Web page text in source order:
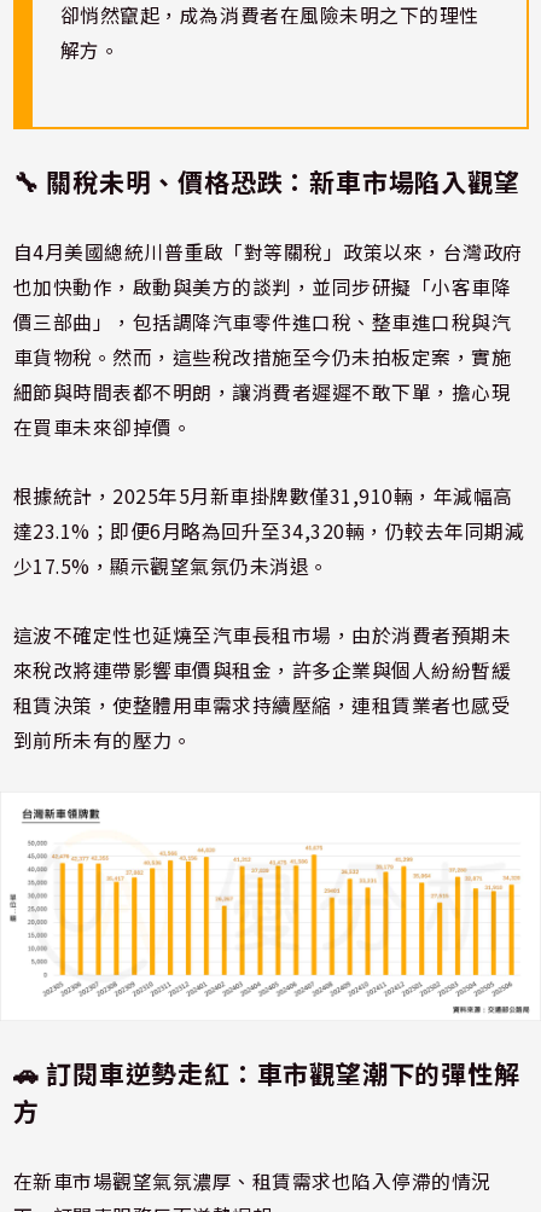
卻悄然竄起，成為消費者在風險未明之下的理性
解方。
🔧 關稅未明、價格恐跌：新車市場陷入觀望
自4月美國總統川普重啟「對等關稅」政策以來，台灣政府
也加快動作，啟動與美方的談判，並同步研擬「小客車降
價三部曲」，包括調降汽車零件進口稅、整車進口稅與汽
車貨物稅。然而，這些稅改措施至今仍未拍板定案，實施
細節與時間表都不明朗，讓消費者遲遲不敢下單，擔心現
在買車未來卻掉價。
根據統計，2025年5月新車掛牌數僅31,910輛，年減幅高
達23.1%；即便6月略為回升至34,320輛，仍較去年同期減
少17.5%，顯示觀望氣氛仍未消退。
這波不確定性也延燒至汽車長租市場，由於消費者預期未
來稅改將連帶影響車價與租金，許多企業與個人紛紛暫緩
租賃決策，使整體用車需求持續壓縮，連租賃業者也感受
到前所未有的壓力。
🚗 訂閱車逆勢走紅：車市觀望潮下的彈性解
方
在新車市場觀望氣氛濃厚、租賃需求也陷入停滯的情況